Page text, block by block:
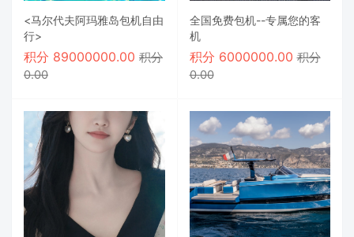
<马尔代夫阿玛雅岛包机自由
行>
积分 89000000.00 积分
0.00
全国免费包机--专属您的客
机
积分 6000000.00积分
0.00